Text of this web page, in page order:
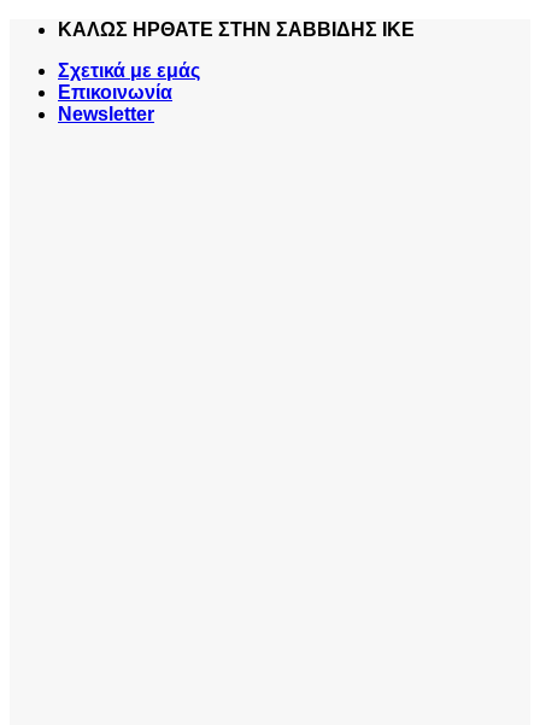
Skip
content
ΚΑΛΩΣ ΗΡΘΑΤΕ ΣΤΗΝ ΣΑΒΒΙΔΗΣ ΙΚΕ
Σχετικά με εμάς
Επικοινωνία
Newsletter